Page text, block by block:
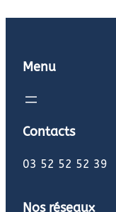
Menu
Contacts
03 52 52 52 39
Nos réseaux